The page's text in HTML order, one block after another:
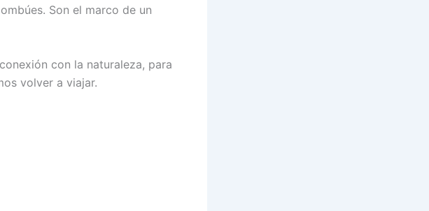
Son el marco de un
con la naturaleza, para
volver a viajar.